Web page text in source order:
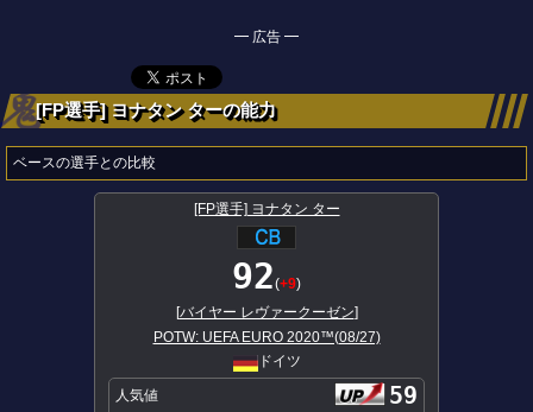
━ 広告 ━
[FP選手] ヨナタン ターの能力
ベースの選手との比較
[FP選手] ヨナタン ター
92(+9)
[バイヤー レヴァークーゼン]
POTW: UEFA EURO 2020™(08/27)
ドイツ
人気値 59